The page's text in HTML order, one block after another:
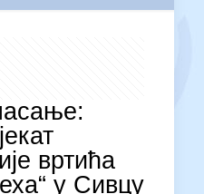
вртића
у Сивцу